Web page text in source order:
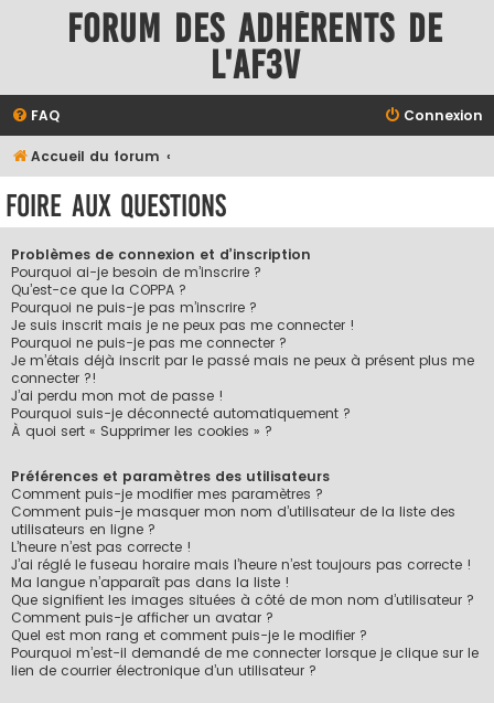
Forum des adhérents de
l'AF3V
FAQ Connexion
Accueil du forum
Foire aux questions
Problèmes de connexion et d’inscription
Pourquoi ai-je besoin de m’inscrire ?
Qu’est-ce que la COPPA ?
Pourquoi ne puis-je pas m’inscrire ?
Je suis inscrit mais je ne peux pas me connecter !
Pourquoi ne puis-je pas me connecter ?
Je m’étais déjà inscrit par le passé mais ne peux à présent plus me
connecter ?!
J’ai perdu mon mot de passe !
Pourquoi suis-je déconnecté automatiquement ?
À quoi sert « Supprimer les cookies » ?
Préférences et paramètres des utilisateurs
Comment puis-je modifier mes paramètres ?
Comment puis-je masquer mon nom d’utilisateur de la liste des
utilisateurs en ligne ?
L’heure n’est pas correcte !
J’ai réglé le fuseau horaire mais l’heure n’est toujours pas correcte !
Ma langue n’apparaît pas dans la liste !
Que signifient les images situées à côté de mon nom d’utilisateur ?
Comment puis-je afficher un avatar ?
Quel est mon rang et comment puis-je le modifier ?
Pourquoi m’est-il demandé de me connecter lorsque je clique sur le
lien de courrier électronique d’un utilisateur ?